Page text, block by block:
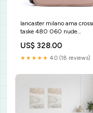
lancaster milano ama
taske 480 060 nude
US$ 328.00
★★★★★ 4.0 (18 reviews)